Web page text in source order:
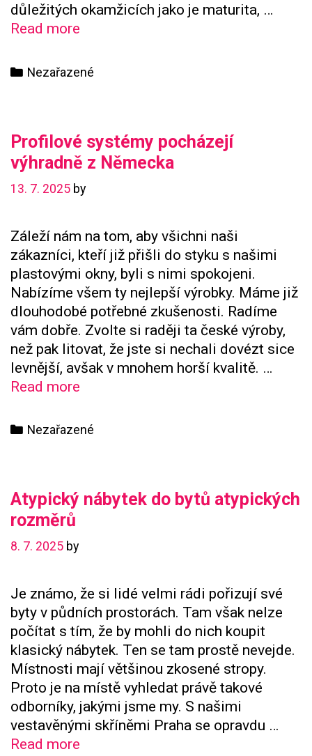
důležitých okamžicích jako je maturita, …
Read more
oděv
Categories
Nezařazené
Profilové systémy pocházejí
výhradně z Německa
13. 7. 2025 by
Záleží nám na tom, aby všichni naši
zákazníci, kteří již přišli do styku s našimi
plastovými okny, byli s nimi spokojeni.
Nabízíme všem ty nejlepší výrobky. Máme již
dlouhodobé potřebné zkušenosti. Radíme
vám dobře. Zvolte si raději ta české výroby,
než pak litovat, že jste si nechali dovézt sice
levnější, avšak v mnohem horší kvalitě. …
Read more
pocházejí
Categories
Nezařazené
Atypický nábytek do bytů atypických
rozměrů
8. 7. 2025 by
Je známo, že si lidé velmi rádi pořizují své
byty v půdních prostorách. Tam však nelze
počítat s tím, že by mohli do nich koupit
klasický nábytek. Ten se tam prostě nevejde.
Místnosti mají většinou zkosené stropy.
Proto je na místě vyhledat právě takové
odborníky, jakými jsme my. S našimi
vestavěnými skříněmi Praha se opravdu …
Read more